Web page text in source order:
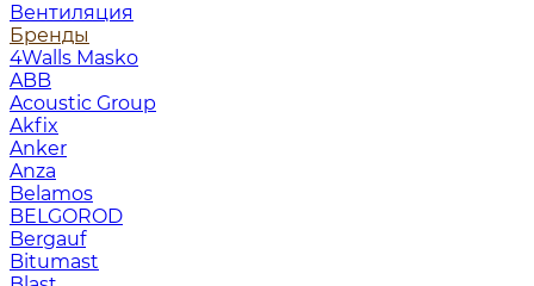
Вентиляция
Бренды
4Walls Masko
ABB
Acoustic Group
Akfix
Anker
Anza
Belamos
BELGOROD
Bergauf
Bitumast